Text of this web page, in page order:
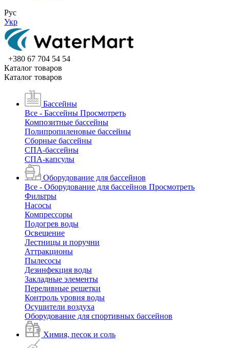
Рус
Укр
+380 67 704 54 54
Каталог товаров
Каталог товаров
Бассейны
Все - Бассейны Просмотреть
Композитные бассейны
Полипропиленовые бассейны
Сборные бассейны
СПА-бассейны
СПА-капсулы
Оборудование для бассейнов
Все - Оборудование для бассейнов Просмотреть
Фильтры
Насосы
Компрессоры
Подогрев воды
Освещение
Лестницы и поручни
Аттракционы
Пылесосы
Дезинфекция воды
Закладные элементы
Переливные решетки
Контроль уровня воды
Осушители воздуха
Оборудование для спортивных бассейнов
Химия, песок и соль